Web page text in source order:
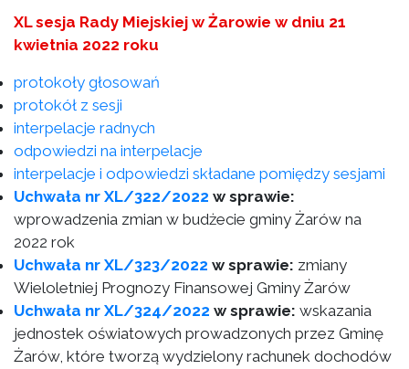
XL sesja Rady Miejskiej w Żarowie w dniu 21
kwietnia 2022 roku
protokoły głosowań
protokół z sesji
interpelacje radnych
odpowiedzi na interpelacje
interpelacje i odpowiedzi składane pomiędzy sesjami
Uchwała nr XL/322/2022 w sprawie:
wprowadzenia zmian w budżecie gminy Żarów na
2022 rok
Uchwała nr XL/323/2022 w sprawie: zmiany
Wieloletniej Prognozy Finansowej Gminy Żarów
Uchwała nr XL/324/2022 w sprawie: wskazania
jednostek oświatowych prowadzonych przez Gminę
Żarów, które tworzą wydzielony rachunek dochodów